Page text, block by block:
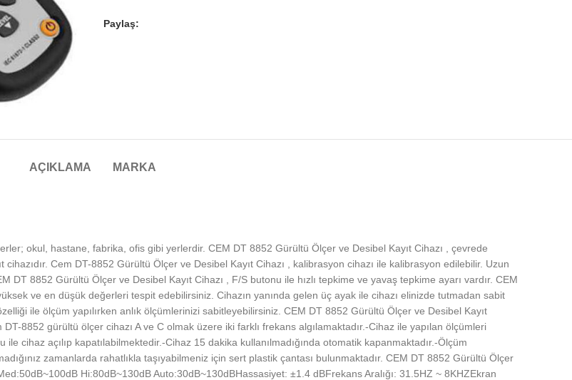
Paylaş:
AÇIKLAMA MARKA
okul, hastane, fabrika, ofis gibi yerlerdir. CEM DT 8852 Gürültü Ölçer ve Desibel Kayıt Cihazı , çevrede
Cem DT-8852 Gürültü Ölçer ve Desibel Kayıt Cihazı , kalibrasyon cihazı ile kalibrasyon edilebilir. Uzun
DT 8852 Gürültü Ölçer ve Desibel Kayıt Cihazı , F/S butonu ile hızlı tepkime ve yavaş tepkime ayarı vardır. CEM
ve en düşük değerleri tespit edebilirsiniz. Cihazın yanında gelen üç ayak ile cihazı elinizde tutmadan sabit
ile ölçüm yapılırken anlık ölçümlerinizi sabitleyebilirsiniz. CEM DT 8852 Gürültü Ölçer ve Desibel Kayıt
8852 gürültü ölçer cihazı A ve C olmak üzere iki farklı frekans algılamaktadır.-Cihaz ile yapılan ölçümleri
cihaz açılıp kapatılabilmektedir.-Cihaz 15 dakika kullanılmadığında otomatik kapanmaktadır.-Ölçüm
zamanlarda rahatlıkla taşıyabilmeniz için sert plastik çantası bulunmaktadır. CEM DT 8852 Gürültü Ölçer
Hi:80dB~130dB Auto:30dB~130dBHassasiyet: ±1.4 dBFrekans Aralığı: 31.5HZ ~ 8KHZEkran